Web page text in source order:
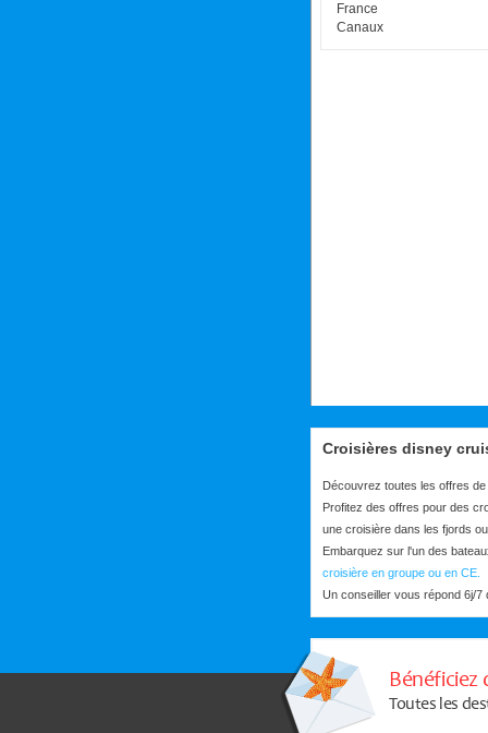
France
Canaux
Croisières disney
Découvrez toutes les offres
Profitez des offres pour des
une croisière dans les fjords
Embarquez sur l'un des
croisière en groupe ou en CE.
Un conseiller vous répond 6j/7
Bénéficiez
Toutes les